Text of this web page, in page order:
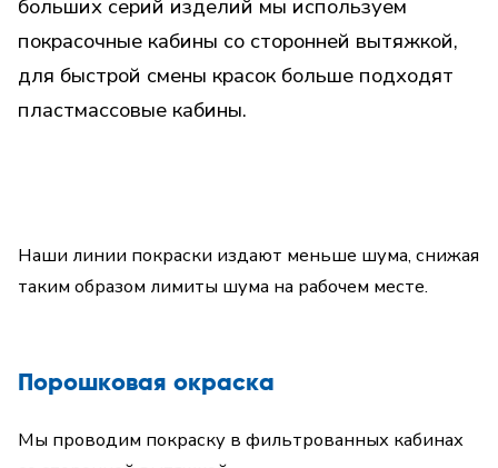
больших серий изделий мы используем
покрасочные кабины со сторонней вытяжкой,
для быстрой смены красок больше подходят
пластмассовые кабины.
Наши линии покраски издают меньше шума, снижая
таким образом лимиты шума на рабочем месте.
Порошковая окраска
Мы проводим покраску в фильтрованных кабинах